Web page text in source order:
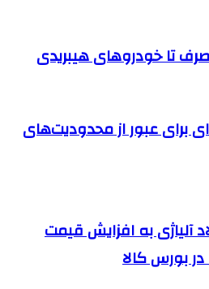
تا خودروهای هیبریدی
برای عبور از محدودیت‌های
آلیاژی به افزایش قیمت
بورس کالا